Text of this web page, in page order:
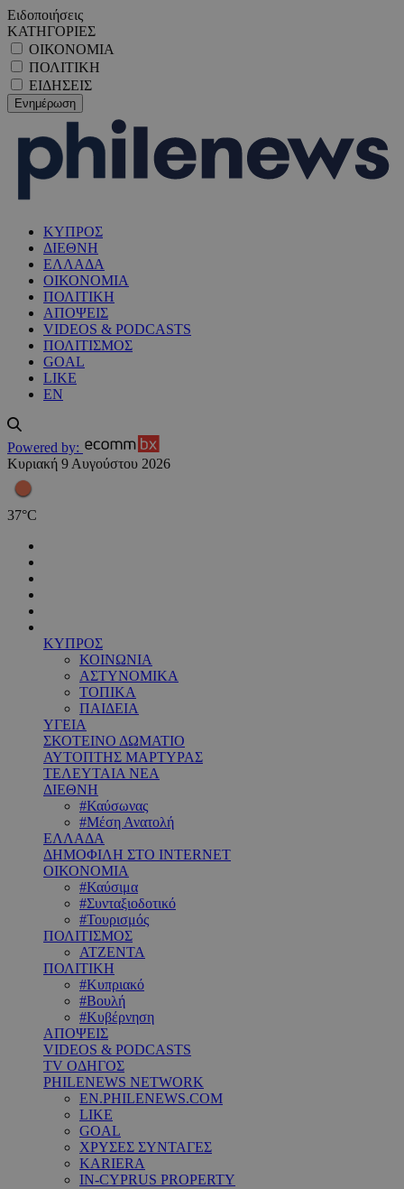
Ειδοποιήσεις
ΚΑΤΗΓΟΡΙΕΣ
ΟΙΚΟΝΟΜΙΑ
ΠΟΛΙΤΙΚΗ
ΕΙΔΗΣΕΙΣ
ΚΥΠΡΟΣ
ΔΙΕΘΝΗ
ΕΛΛΑΔΑ
ΟΙΚΟΝΟΜΙΑ
ΠΟΛΙΤΙΚΗ
ΑΠΟΨΕΙΣ
VIDEOS & PODCASTS
ΠΟΛΙΤΙΣΜΟΣ
GOAL
LIKE
EN
Powered by:
Κυριακή 9 Αυγούστου 2026
37°C
ΚΥΠΡΟΣ
ΚΟΙΝΩΝΙΑ
ΑΣΤΥΝΟΜΙΚΑ
ΤΟΠΙΚΑ
ΠΑΙΔΕΙΑ
ΥΓΕΙΑ
ΣΚΟΤΕΙΝΟ ΔΩΜΑΤΙΟ
ΑΥΤΟΠΤΗΣ ΜΑΡΤΥΡΑΣ
ΤΕΛΕΥΤΑΙΑ ΝΕΑ
ΔΙΕΘΝΗ
#Καύσωνας
#Μέση Ανατολή
ΕΛΛΑΔΑ
ΔΗΜΟΦΙΛΗ ΣΤΟ INTERNET
ΟΙΚΟΝΟΜΙΑ
#Καύσιμα
#Συνταξιοδοτικό
#Τουρισμός
ΠΟΛΙΤΙΣΜΟΣ
ΑΤΖΕΝΤΑ
ΠΟΛΙΤΙΚΗ
#Κυπριακό
#Βουλή
#Κυβέρνηση
ΑΠΟΨΕΙΣ
VIDEOS & PODCASTS
TV ΟΔΗΓΟΣ
PHILENEWS NETWORK
EN.PHILENEWS.COM
LIKE
GOAL
ΧΡΥΣΕΣ ΣΥΝΤΑΓΕΣ
KARIERA
IN-CYPRUS PROPERTY